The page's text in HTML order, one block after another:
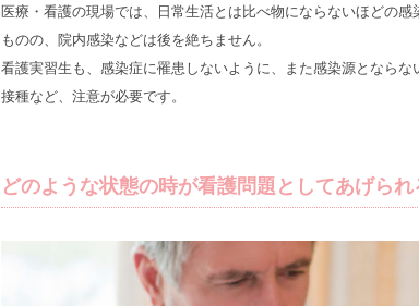
医療・看護の現場では、日常生活とは比べ物にならないほどの
ものの、院内感染などは後を絶ちません。
看護実習生も、感染症に罹患しないように、また感染源となら
接種など、注意が必要です。
どのような状態の時が看護問題としてあげられ